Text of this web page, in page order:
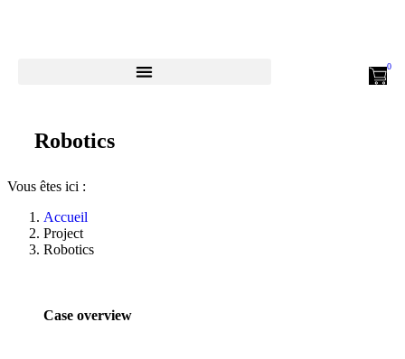
Robotics
Vous êtes ici :
Accueil
Project
Robotics
Case overview